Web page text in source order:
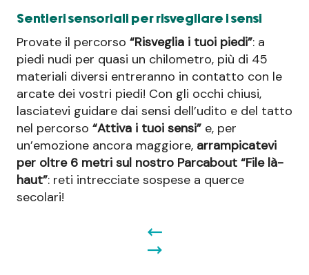
Sentieri sensoriali per risvegliare i sensi
Provate il percorso “Risveglia i tuoi piedi”: a
piedi nudi per quasi un chilometro, più di 45
materiali diversi entreranno in contatto con le
arcate dei vostri piedi! Con gli occhi chiusi,
lasciatevi guidare dai sensi dell’udito e del tatto
nel percorso “Attiva i tuoi sensi” e, per
un’emozione ancora maggiore, arrampicatevi
per oltre 6 metri sul nostro Parcabout “File là-
haut”: reti intrecciate sospese a querce
secolari!